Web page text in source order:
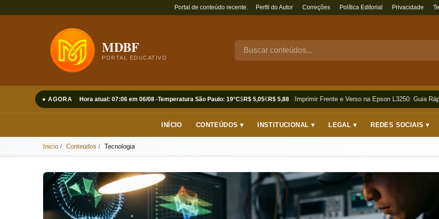
Portal de conteúdo recente. Perfil do Autor Correções Política Editorial Privacidade
MDBF
PORTAL EDUCATIVO
● AGORA Hora atual: 07:06 em 06/08 -Temperatura São Paulo: 19°C$R$ 5,05€R$ 5,88
Como Imprimir Frente e Verso na Epson L3250: Guia
INÍCIO CONTEÚDOS ▾ INSTITUCIONAL ▾ LEGAL ▾ REDES SOCIAIS ▾
Inicio Conteúdos Tecnologia